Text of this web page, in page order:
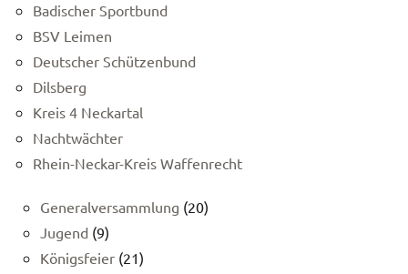
Badischer Sportbund
BSV Leimen
Deutscher Schützenbund
Dilsberg
Kreis 4 Neckartal
Nachtwächter
Rhein-Neckar-Kreis Waffenrecht
Generalversammlung (20)
Jugend (9)
Königsfeier (21)